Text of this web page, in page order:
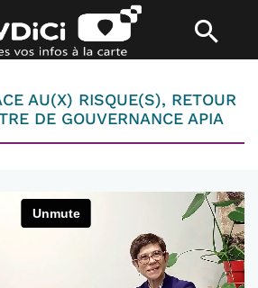
AU(X) RISQUE(S), RETOUR
DE GOUVERNANCE APIA